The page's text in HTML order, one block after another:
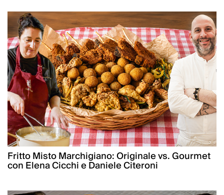
Fritto Misto Marchigiano: Originale vs. Gourmet
con Elena Cicchi e Daniele Citeroni